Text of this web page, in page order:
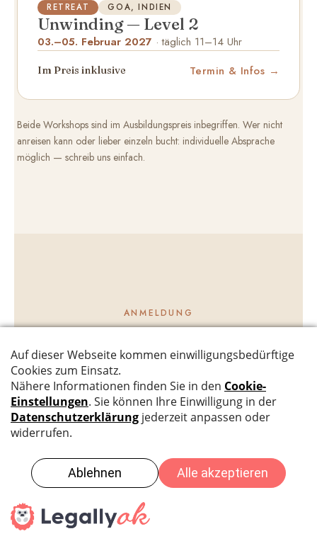
RETREAT GOA, INDIEN
Unwinding — Level 2
03.–05. Februar 2027 · täglich 11–14 Uhr
Im Preis inklusive Termin & Infos
Beide Workshops sind im Ausbildungspreis inbegriffen. Wer nicht
anreisen kann oder lieber einzeln bucht: individuelle Absprache
möglich — schreib uns einfach.
ANMELDUNG
Sei dabei
CHF 295/Monat
12 monatliche Zahlungen